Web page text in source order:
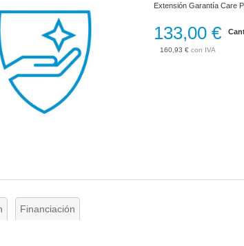
Extensión Garantía Care
160,93 €
133,00 €
Financiación